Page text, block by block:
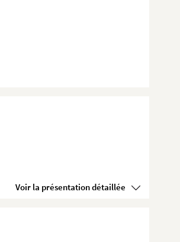
Voir la présentation détaillée